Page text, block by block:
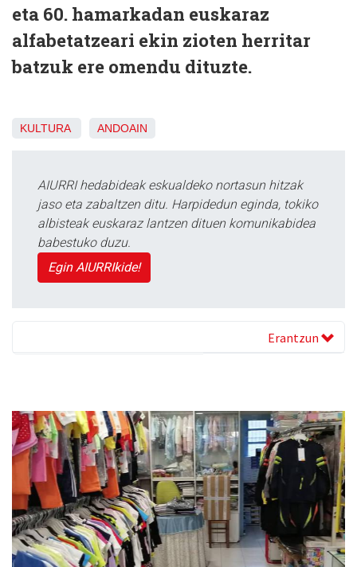
eta 60. hamarkadan euskaraz
alfabetatzeari ekin zioten herritar
batzuk ere omendu dituzte.
KULTURA ANDOAIN
AIURRI hedabideak eskualdeko nortasun hitzak
jaso eta zabaltzen ditu. Harpidedun eginda, tokiko
albisteak euskaraz lantzen dituen komunikabidea
babestuko duzu.
Egin AIURRIkide!
Erantzun